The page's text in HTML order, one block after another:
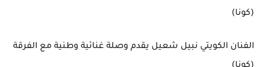
(كونا)
الفنان الكويتي نبيل شعيل يقدم وصلة غنائية وطنية مع الفرقة